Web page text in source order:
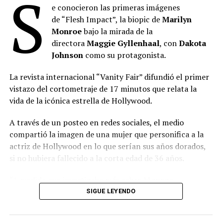
“Toy Story 5”: Se posicionó en el primer lugar del
mes con 2.027.345 espectadores durante julio. La
película de Disney-Pixar acumula 3.613.307
entradas desde su estreno el 18 de junio,
va del año. Lideró el ranking semanal todo el mes
hasta el estreno de “Spider-Man: Un nuevo día”. Es
la película más taquillera de 2026.
“Minions & Monstruos” : Se ubicó en el segundo
puesto con 989.908 entradas vendidas durante sus
primeras semanas en cartel tras estrenarse el 2 de
julio. Quedó lejos de la marca de sus predecesoras
detalles en este link.
S
e conocieron las primeras imágenes
de “Flesh Impact”, la biopic deMarilyn
Monroebajo la mirada de la
directoraMaggie Gyllenhaal, conDakota
Johnson como su protagonista.
La revista internacional “Vanity Fair” difundió el primer
vistazo del cortometraje de 17 minutos que relata la
vida de la icónica estrella de Hollywood.
A través de un posteo en redes sociales, el medio
compartió la imagen de una mujer que personifica a la
actriz de Hollywood en lo que serían sus años dorados,
si no hubiera fallecido a la corta edad de 36 años.
empezó a interesarse profundamente por lo
los 36 años”, expresó el medio.
SIGUE LEYENDO